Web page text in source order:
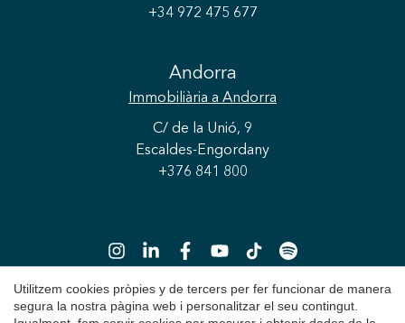
+34 972 475 677
Andorra
Immobiliària a Andorra
C/ de la Unió, 9
Escaldes-Engordany
+376 841 800
Utilitzem cookies pròpies y de tercers per fer funcionar de manera
segura la nostra pàgina web i personalitzar el seu contingut.
Guardar configuració Acceptar totes